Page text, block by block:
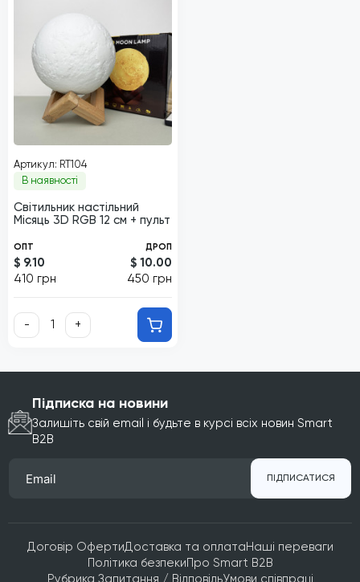
Артикул: RT104
В наявності
Світильник настільний
Місяць 3D RGB 12 см + пульт
ОПТ
$ 9.10
410 грн
ДРОП
$ 10.00
450 грн
- +
Підписка на новини
Залишіть свій email і будьте в курсі всіх новин Smart
B2B
ПІДПИСАТИСЯ
Договір ОфертиДоставка та оплата Наші переваги
Політика безпеки Про Smart B2B
Рубрика Запитання / ВідповідьУмови співпраці